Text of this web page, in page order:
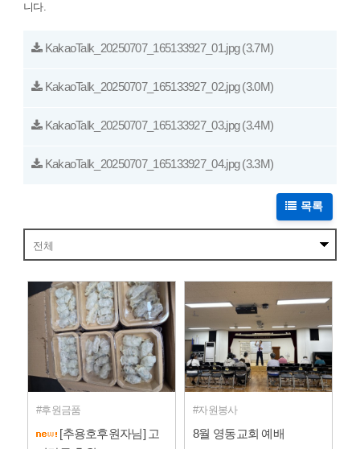
니다.
KakaoTalk_20250707_165133927_01.jpg(3.7M)
KakaoTalk_20250707_165133927_02.jpg(3.0M)
KakaoTalk_20250707_165133927_03.jpg(3.4M)
KakaoTalk_20250707_165133927_04.jpg(3.3M)
목록
후원금품 자원봉사
8월 영동교회 예배